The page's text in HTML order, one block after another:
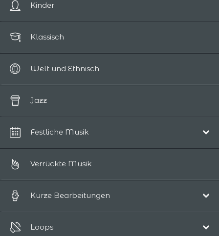
Kinder
Klassisch
Welt und Ethnisch
Jazz
Festliche Musik
Verrückte Musik
Kurze Bearbeitungen
Loops